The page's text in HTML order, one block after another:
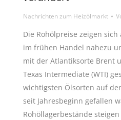
Nachrichten zum Heizölmarkt
Die Rohölpreise zeigen
im frühen Handel nahezu
mit der Atlantiksorte Brent
Texas Intermediate (WTI)
wichtigsten Ölsorten auf
seit Jahresbeginn gefallen
Rohöllagerbestände